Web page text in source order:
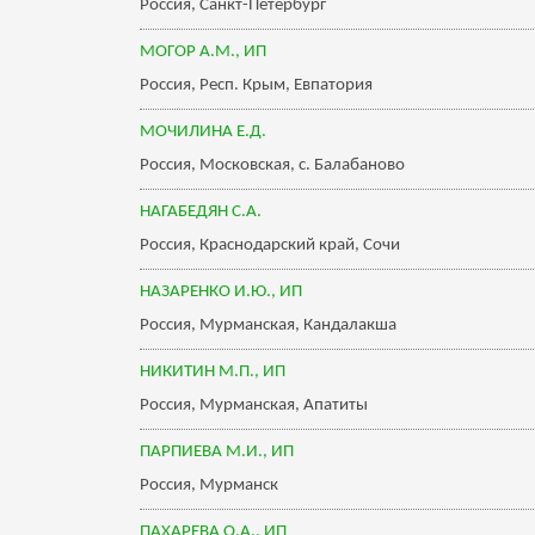
Россия, Санкт-Петербург
МОГОР А.М., ИП
Россия, Респ. Крым, Евпатория
МОЧИЛИНА Е.Д.
Россия, Московская, с. Балабаново
НАГАБЕДЯН С.А.
Россия, Краснодарский край, Сочи
НАЗАРЕНКО И.Ю., ИП
Россия, Мурманская, Кандалакша
НИКИТИН М.П., ИП
Россия, Мурманская, Апатиты
ПАРПИЕВА М.И., ИП
Россия, Мурманск